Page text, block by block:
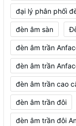
đại lý phân phối
đèn âm sàn
đèn âm trần
đèn âm trần
đèn âm trần cao
đèn âm trần đôi
đèn âm trần đôi